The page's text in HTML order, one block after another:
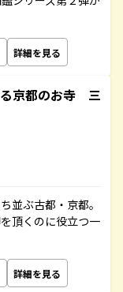
詳細を見る
京都のお寺 三
並ぶ古都・京都。
頂くのに役立つ一
詳細を見る